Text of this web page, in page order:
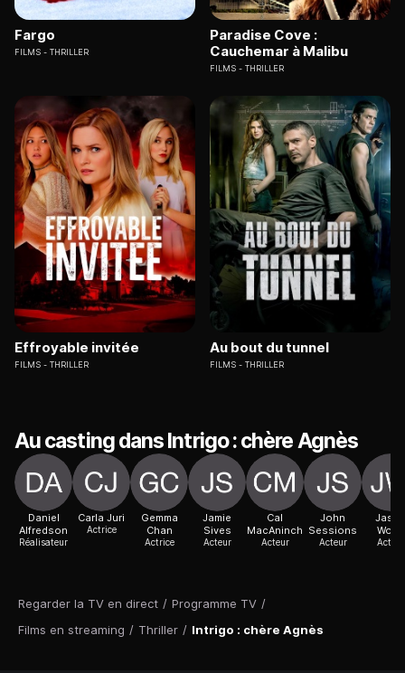
Regarder la TV en direct / Programme TV /
Films en streaming / Thriller / Intrigo : chère Agnès
Fargo
FILMS THRILLER
Paradise Cove :
Cauchemar à Malibu
FILMS THRILLER
Effroyable invitée
FILMS THRILLER
Au bout du tunnel
FILMS THRILLER
Au casting dans Intrigo : chère Agnès
Daniel
Alfredson
Réalisateur
Carla Juri
Actrice
Gemma
Chan
Actrice
Jamie
Sives
Acteur
Cal
MacAninch
Acteur
John
Sessions
Acteur
Wong
Acteur